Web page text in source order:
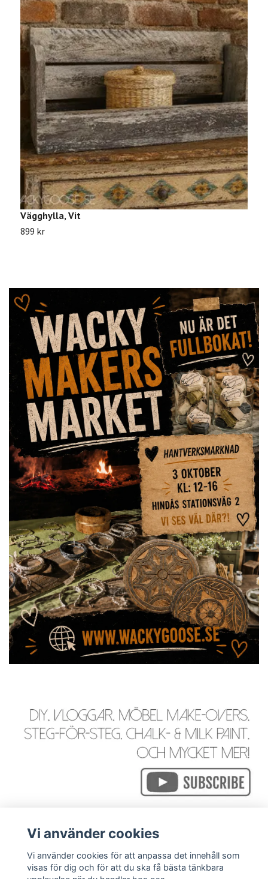
Vägghylla, Vit
899 kr
Vi använder cookies
Vi använder cookies för att anpassa det innehåll som
visas för dig och för att du ska få bästa tänkbara